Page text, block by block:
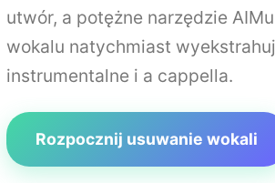
utwór, a potężne narzędzie
wokalu natychmiast
instrumentalne i a cappella.
Rozpocznij usuwanie wokali